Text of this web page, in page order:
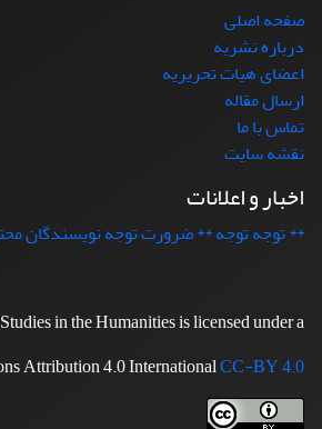
صفحه اصلی
درباره نشریه
اعضای هیات تحریریه
ارسال مقاله
تماس با ما
نقشه سایت
اخبار و اعلانات
** توجه توجه ** ضرورت توجه نویسندگان
in the Humanities is licensed under a
Attribution 4.0 InternationalCC-BY 4.0